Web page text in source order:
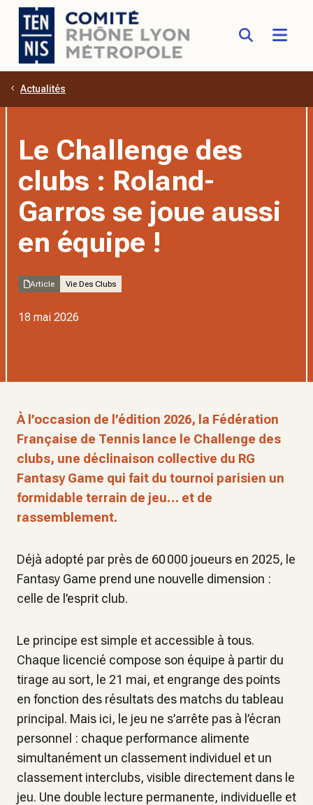
Aller au contenu principal
Actualités
Le Challenge des
clubs : Roland-
Garros se joue aussi
en équipe !
Article Vie Des Clubs
18 mai 2026
À l’occasion de l’édition 2026, la Fédération
Française de Tennis lance le Challenge des
clubs, une déclinaison collective du RG
Fantasy Game qui fait du tournoi parisien un
formidable terrain de jeu… et de
rassemblement.
Déjà adopté par près de 60 000 joueurs en 2025, le
Fantasy Game prend une nouvelle dimension :
celle de l’esprit club.
Le principe est simple et accessible à tous.
Chaque licencié compose son équipe à partir du
tirage au sort, le 21 mai, et engrange des points
en fonction des résultats des matchs du tableau
principal. Mais ici, le jeu ne s’arrête pas à l’écran
personnel : chaque performance alimente
simultanément un classement individuel et un
classement interclubs, visible directement dans le
jeu. Une double lecture permanente, individuelle et